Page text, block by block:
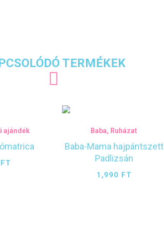
TERMÉKEK
ajándék
FT
Baba, Ruházat
Baba-Mama hajpántszett
Padlizsán
1,990 FT